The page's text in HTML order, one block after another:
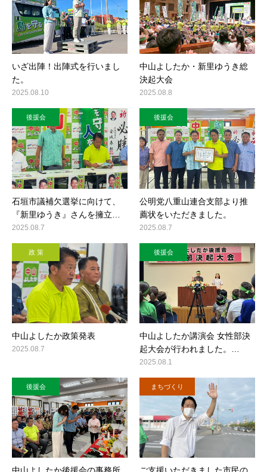
いざ出陣！出陣式を行いまし
た。
2025.08.10
中山よしたか・新里ゆうき総
決起大会
2025.08.8
後援会
石垣市議補欠選挙に向けて、
『新里ゆうき』さんを擁立…
2025.08.7
後援会
公明党八重山連合支部より推
薦状をいただきました。
2025.08.7
政 策
中山よしたか政策発表
2025.08.7
後援会
中山よしたか講演会 女性部決
起大会が行われました。…
2025.08.1
後援会 まちづくり